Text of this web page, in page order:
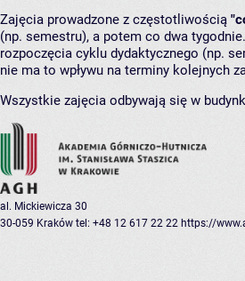
Zajęcia prowadzone z częstotliwością
(np. semestru), a potem co dwa
rozpoczęcia cyklu dydaktycznego (np.
nie ma to wpływu na terminy kolejnych
Wszystkie zajęcia odbywają się w
al. Mickiewicza 30
30-059 Kraków tel: +48 12 617 22 22 https://